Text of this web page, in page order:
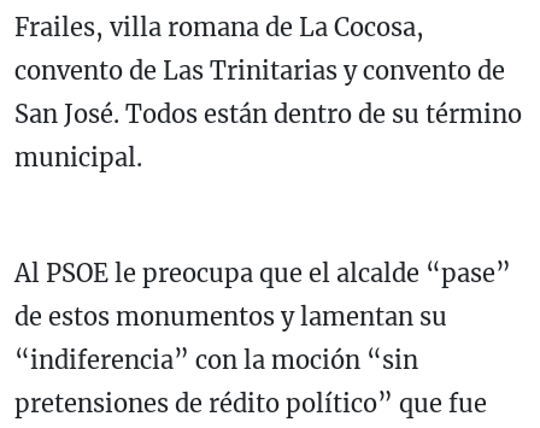
Frailes, villa romana de La Cocosa,
convento de Las Trinitarias y convento de
San José. Todos están dentro de su término
municipal.
Al PSOE le preocupa que el alcalde “pase”
de estos monumentos y lamentan su
“indiferencia” con la moción “sin
pretensiones de rédito político” que fue